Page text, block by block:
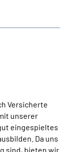
Versicherte
unserer
eingespieltes
Da uns
sind, bieten wir